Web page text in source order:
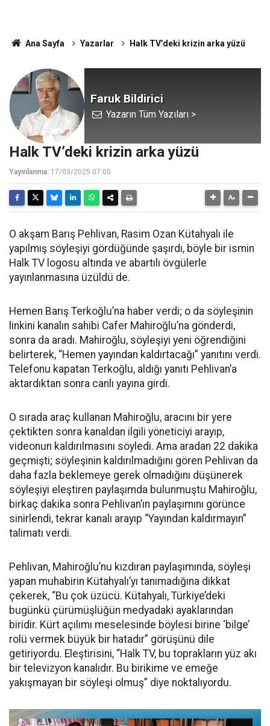
Ana Sayfa Yazarlar Halk TV’deki krizin arka yüzü
Faruk Bildirici
Yazarın Tüm Yazıları >
Halk TV’deki krizin arka yüzü
Yayınlanma: 17/03/2025 07:00
O akşam Barış Pehlivan, Rasim Ozan Kütahyalı ile
yapılmış söyleşiyi gördüğünde şaşırdı, böyle bir ismin
Halk TV logosu altında ve abartılı övgülerle
yayınlanmasına üzüldü de.
Hemen Barış Terkoğlu’na haber verdi; o da söyleşinin
linkini kanalın sahibi Cafer Mahiroğlu’na gönderdi,
sonra da aradı. Mahiroğlu, söyleşiyi yeni öğrendiğini
belirterek, “Hemen yayından kaldırtacağı” yanıtını verdi.
Telefonu kapatan Terkoğlu, aldığı yanıtı Pehlivan’a
aktardıktan sonra canlı yayına girdi.
O sırada araç kullanan Mahiroğlu, aracını bir yere
çektikten sonra kanaldan ilgili yöneticiyi arayıp,
videonun kaldırılmasını söyledi. Ama aradan 22 dakika
geçmişti; söyleşinin kaldırılmadığını gören Pehlivan da
daha fazla beklemeye gerek olmadığını düşünerek
söyleşiyi eleştiren paylaşımda bulunmuştu Mahiroğlu,
birkaç dakika sonra Pehlivan’ın paylaşımını görünce
sinirlendi, tekrar kanalı arayıp “Yayından kaldırmayın”
talimatı verdi.
Pehlivan, Mahiroğlu’nu kızdıran paylaşımında, söyleşi
yapan muhabirin Kütahyalı’yı tanımadığına dikkat
çekerek, “Bu çok üzücü. Kütahyalı, Türkiye’deki
bugünkü çürümüşlüğün medyadaki ayaklarından
biridir. Kürt açılımı meselesinde böylesi birine ‘bilge’
rolü vermek büyük bir hatadır” görüşünü dile
getiriyordu. Eleştirisini, “Halk TV, bu toprakların yüz akı
bir televizyon kanalıdır. Bu birikime ve emeğe
yakışmayan bir söyleşi olmuş” diye noktalıyordu.